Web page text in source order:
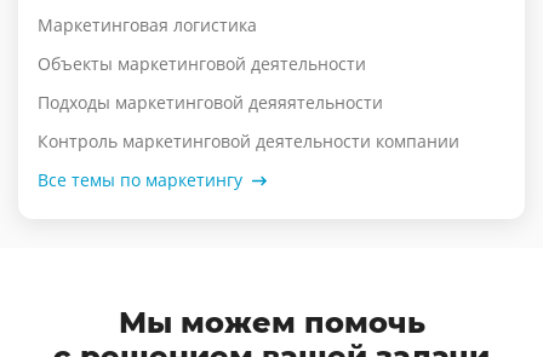
Маркетинговая логистика
Объекты маркетинговой деятельности
Подходы маркетинговой деяяятельности
Контроль маркетинговой деятельности компании
Все темы по маркетингу
Мы можем помочь